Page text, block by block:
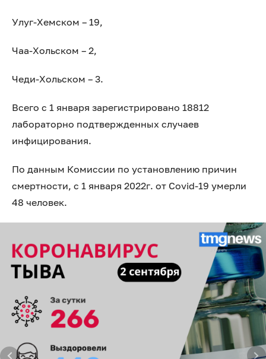
Улуг-Хемском – 19,
Чаа-Хольском – 2,
Чеди-Хольском – 3.
Всего с 1 января зарегистрировано 18812
лабораторно подтвержденных случаев
инфицирования.
По данным Комиссии по установлению причин
смертности, с 1 января 2022г. от Covid-19 умерли
48 человек.